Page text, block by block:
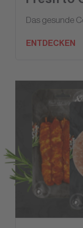
Das gesunde
ENTDECKEN